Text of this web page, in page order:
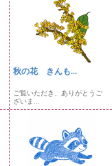
秋の花 きんも...
ご覧いただき、ありがとうご
ざいま...